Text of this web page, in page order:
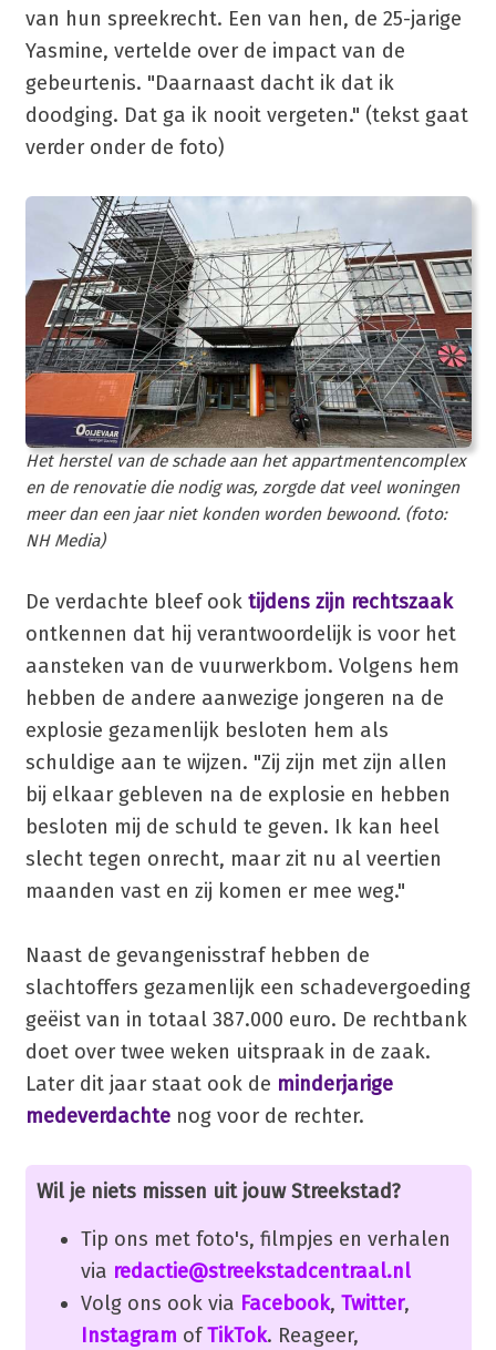
van hun spreekrecht. Een van hen, de 25-jarige
Yasmine, vertelde over de impact van de
gebeurtenis. "Daarnaast dacht ik dat ik
doodging. Dat ga ik nooit vergeten." (tekst gaat
verder onder de foto)
Het herstel van de schade aan het appartmentencomplex
en de renovatie die nodig was, zorgde dat veel woningen
meer dan een jaar niet konden worden bewoond. (foto:
NH Media)
De verdachte bleef ooktijdens zijn rechtszaak
ontkennen dat hij verantwoordelijk is voor het
aansteken van de vuurwerkbom. Volgens hem
hebben de andere aanwezige jongeren na de
explosie gezamenlijk besloten hem als
schuldige aan te wijzen. "Zij zijn met zijn allen
bij elkaar gebleven na de explosie en hebben
besloten mij de schuld te geven. Ik kan heel
slecht tegen onrecht, maar zit nu al veertien
maanden vast en zij komen er mee weg."
Naast de gevangenisstraf hebben de
slachtoffers gezamenlijk een schadevergoeding
geëist van in totaal 387.000 euro. De rechtbank
doet over twee weken uitspraak in de zaak.
Later dit jaar staat ook de minderjarige
medeverdachtenog voor de rechter.
Wil je niets missen uit jouw Streekstad?
Tip ons met foto's, filmpjes en verhalen
via redactie@streekstadcentraal.nl
Volg ons ook via Facebook, Twitter,
Instagram ofTikTok. Reageer,